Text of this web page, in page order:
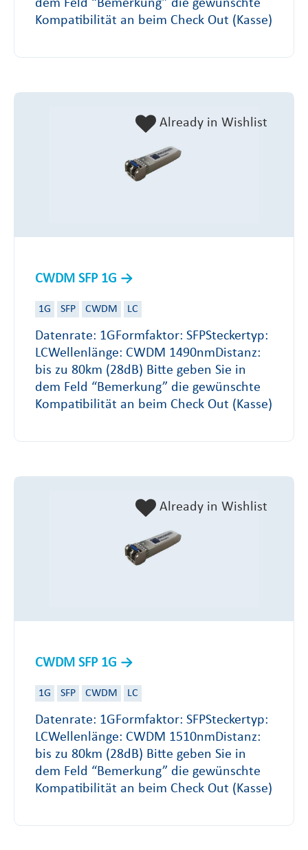
dem Feld “Bemerkung” die gewünschte
Kompatibilität an beim Check Out (Kasse)
CWDM SFP 1G
1G SFP CWDM LC
Datenrate: 1GFormfaktor: SFPSteckertyp:
LCWellenlänge: CWDM 1490nmDistanz:
bis zu 80km (28dB) Bitte geben Sie in
dem Feld “Bemerkung” die gewünschte
Kompatibilität an beim Check Out (Kasse)
Already in Wishlist
CWDM SFP 1G
1G SFP CWDM LC
Datenrate: 1GFormfaktor: SFPSteckertyp:
LCWellenlänge: CWDM 1510nmDistanz:
bis zu 80km (28dB) Bitte geben Sie in
dem Feld “Bemerkung” die gewünschte
Kompatibilität an beim Check Out (Kasse)
Already in Wishlist